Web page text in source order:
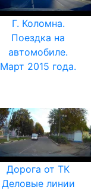
Г. Коломна.
Поездка на
автомобиле.
Март 2015 года.
Дорога от ТК
Деловые линии